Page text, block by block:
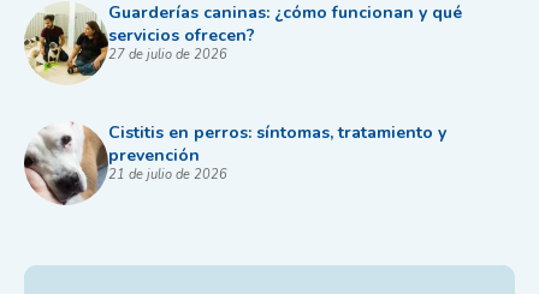
Guarderías caninas: ¿cómo funcionan y qué
servicios ofrecen?
27 de julio de 2026
Cistitis en perros: síntomas, tratamiento y
prevención
21 de julio de 2026